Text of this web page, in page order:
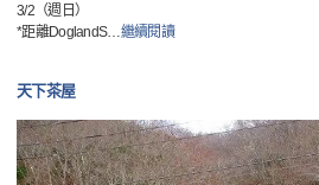
3/2（週日）
*距離DoglandS…繼續閱讀
天下茶屋